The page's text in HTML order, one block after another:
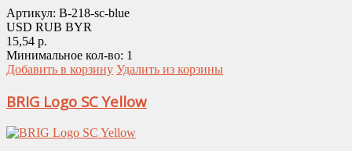
Артикул: B-218-sc-blue
USD RUB BYR
15,54 р.
Минимальное кол-во: 1
Добавить в корзину Удалить из корзины
BRIG Logo SC Yellow